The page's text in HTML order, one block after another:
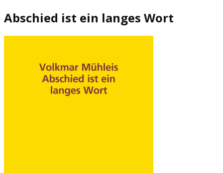
Abschied ist ein langes Wort